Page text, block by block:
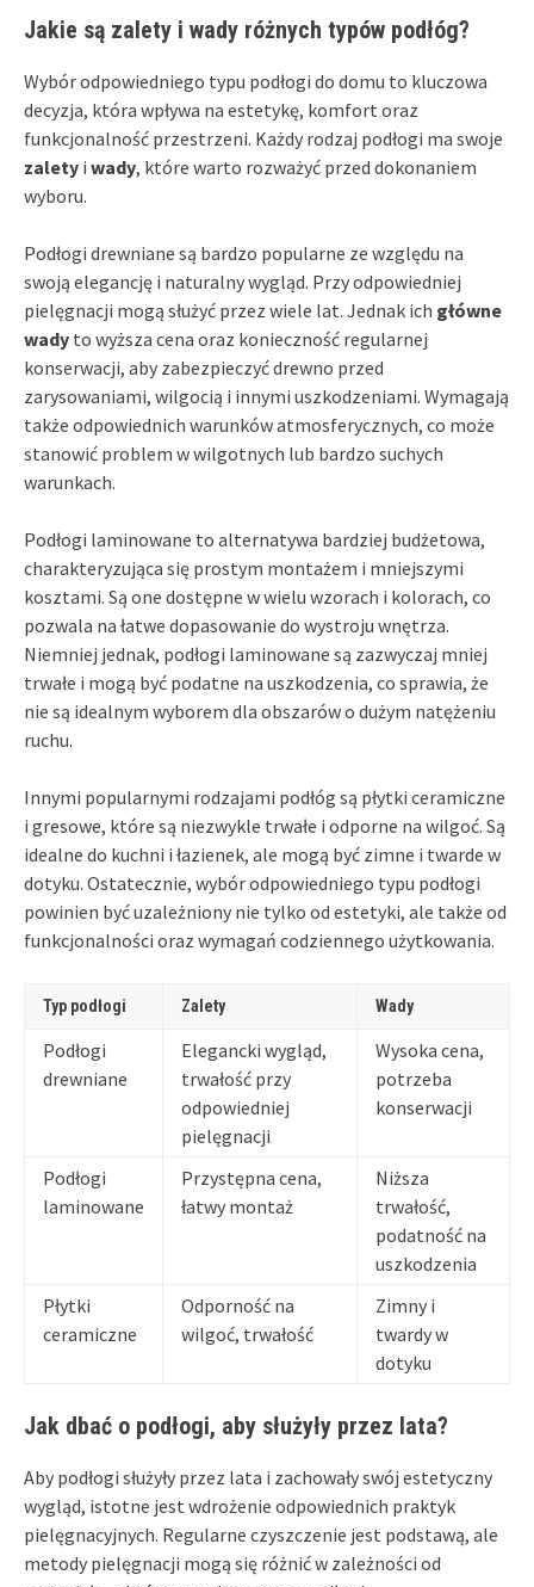
Jakie są zalety i wady różnych typów podłóg?
Wybór odpowiedniego typu podłogi do domu to kluczowa
decyzja, która wpływa na estetykę, komfort oraz
funkcjonalność przestrzeni. Każdy rodzaj podłogi ma swoje
zalety i wady, które warto rozważyć przed dokonaniem
wyboru.
Podłogi drewniane są bardzo popularne ze względu na
swoją elegancję i naturalny wygląd. Przy odpowiedniej
pielęgnacji mogą służyć przez wiele lat. Jednak ich główne
wady to wyższa cena oraz konieczność regularnej
konserwacji, aby zabezpieczyć drewno przed
zarysowaniami, wilgocią i innymi uszkodzeniami. Wymagają
także odpowiednich warunków atmosferycznych, co może
stanowić problem w wilgotnych lub bardzo suchych
warunkach.
Podłogi laminowane to alternatywa bardziej budżetowa,
charakteryzująca się prostym montażem i mniejszymi
kosztami. Są one dostępne w wielu wzorach i kolorach, co
pozwala na łatwe dopasowanie do wystroju wnętrza.
Niemniej jednak, podłogi laminowane są zazwyczaj mniej
trwałe i mogą być podatne na uszkodzenia, co sprawia, że
nie są idealnym wyborem dla obszarów o dużym natężeniu
ruchu.
Innymi popularnymi rodzajami podłóg są płytki ceramiczne
i gresowe, które są niezwykle trwałe i odporne na wilgoć. Są
idealne do kuchni i łazienek, ale mogą być zimne i twarde w
dotyku. Ostatecznie, wybór odpowiedniego typu podłogi
powinien być uzależniony nie tylko od estetyki, ale także od
funkcjonalności oraz wymagań codziennego użytkowania.
Typ podłogi Zalety Wady
Podłogi
drewniane
Elegancki wygląd,
trwałość przy
odpowiedniej
pielęgnacji
Wysoka cena,
potrzeba
konserwacji
Podłogi
laminowane
Przystępna cena,
łatwy montaż
Niższa
trwałość,
podatność na
uszkodzenia
Płytki
ceramiczne
Odporność na
wilgoć, trwałość
Zimny i
twardy w
dotyku
Jak dbać o podłogi, aby służyły przez lata?
Aby podłogi służyły przez lata i zachowały swój estetyczny
wygląd, istotne jest wdrożenie odpowiednich praktyk
pielęgnacyjnych. Regularne czyszczenie jest podstawą, ale
metody pielęgnacji mogą się różnić w zależności od